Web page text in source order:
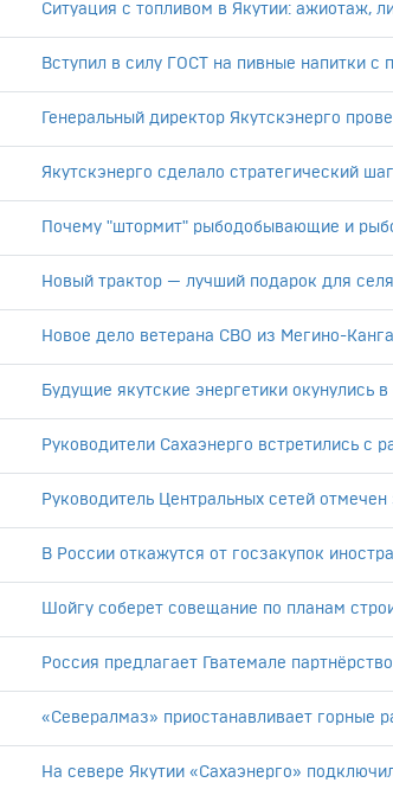
Ситуация с топливом в Якутии: ажиотаж,
Вступил в силу ГОСТ на пивные напитки
Генеральный директор Якутскэнерго
Якутскэнерго сделало стратегический
Почему "штормит" рыбодобывающие и
Новый трактор — лучший подарок для
Новое дело ветерана СВО из Мегино-
Будущие якутские энергетики
Руководители Сахаэнерго встретились с
Руководитель Центральных сетей
В России откажутся от госзакупок
Шойгу соберет совещание по планам
Россия предлагает Гватемале
«Севералмаз» приостанавливает горные
На севере Якутии «Сахаэнерго»